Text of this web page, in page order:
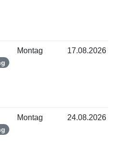
Montag 17.08.2026
Montag 24.08.2026